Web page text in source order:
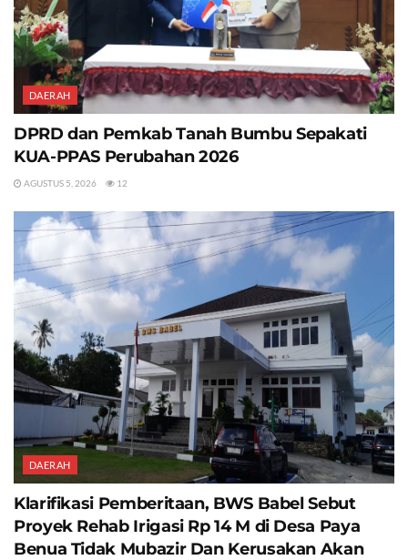
DAERAH
DPRD dan Pemkab Tanah Bumbu Sepakati
KUA-PPAS Perubahan 2026
AGUSTUS 5, 2026 12
DAERAH
Klarifikasi Pemberitaan, BWS Babel Sebut
Proyek Rehab Irigasi Rp 14 M di Desa Paya
Benua Tidak Mubazir Dan Kerusakan Akan